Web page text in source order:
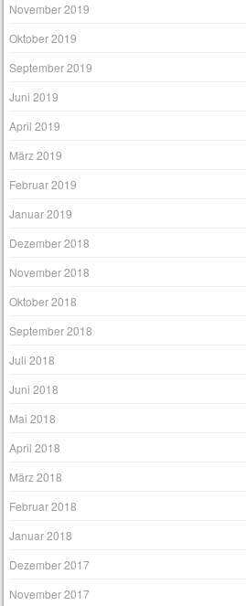
November 2019
Oktober 2019
September 2019
Juni 2019
April 2019
März 2019
Februar 2019
Januar 2019
Dezember 2018
November 2018
Oktober 2018
September 2018
Juli 2018
Juni 2018
Mai 2018
April 2018
März 2018
Februar 2018
Januar 2018
Dezember 2017
November 2017